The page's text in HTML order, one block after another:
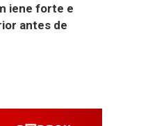
iene forte e
antes de